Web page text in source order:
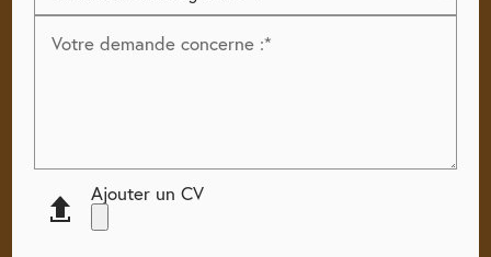
Votre demande concerne :*
Ajouter un CV